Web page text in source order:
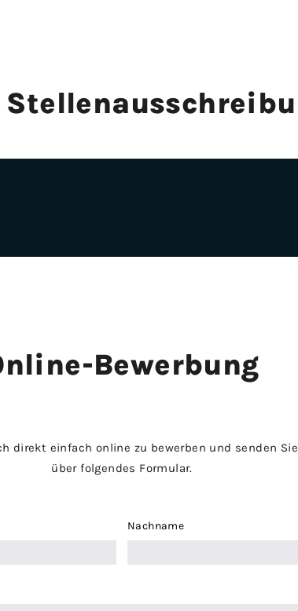
Bewerbung
direkt einfach online zu bewerben und senden
über folgendes Formular.
Nachname